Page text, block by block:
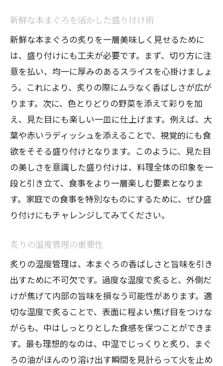
漬け込み時間の調整で変わる風味
漬けダレの深い味わいを引き出すテクニ
ック
漬け込みに適した容器の選び方
漬け込み後にそのまま使えるレシピ紹介
本まぐろ炙りが家庭で簡単にできる調理のポ
イント
家庭で手軽にできる炙り方法
必要な道具とその使い方
初心者でも失敗しない炙りのコツ
本まぐろの炙りにぴったりのレシピ
子どもと一緒に楽しむ炙り体験
本まぐろ炙りで作る心に残る一皿を実現する
コツ
見た目にもこだわったプレゼンテーショ
ン
炙りに合う飲み物の選び方
特別な日の一皿としての演出法
炙りマグロを引き立てるソースの工夫
新鮮な本まぐろを活かした盛り付け術
新鮮な本まぐろの炙りを一層美味しく見せるために
は、盛り付けにも工夫が必要です。まず、切り方に注
意を払い、均一に厚みのあるスライスを心掛けましょ
う。これにより、炙りの際にムラなく香ばしさが広が
ります。次に、色とりどりの野菜を添えて彩りを加
え、見た目にも楽しい一皿に仕上げます。例えば、大
葉や赤いラディッシュを添えることで、視覚的にも食
欲をそそる盛り付けとなります。このように、見た目
の美しさを意識した盛り付けは、料理全体の印象を一
段と引き立て、食事をより一層楽しむ要素となりま
す。家庭での食事を特別なものにするために、ぜひ盛
り付けにもチャレンジしてみてください。
炙りの温度管理の重要性
炙りの温度管理は、本まぐろの香ばしさと旨味を引き
出すために不可欠です。過度な温度で炙ると、外側だ
けが焦げて内部の旨味を損なう可能性があります。適
切な温度で炙ることで、表面に程よい焦げ目をつけな
がらも、中はしっとりとした食感を保つことができま
す。最も理想的なのは、中温でじっくりと炙り、まぐ
ろの油がほんのり溶け出す瞬間を見計らって火を止め